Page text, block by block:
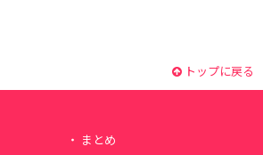
トップに戻る
まとめ